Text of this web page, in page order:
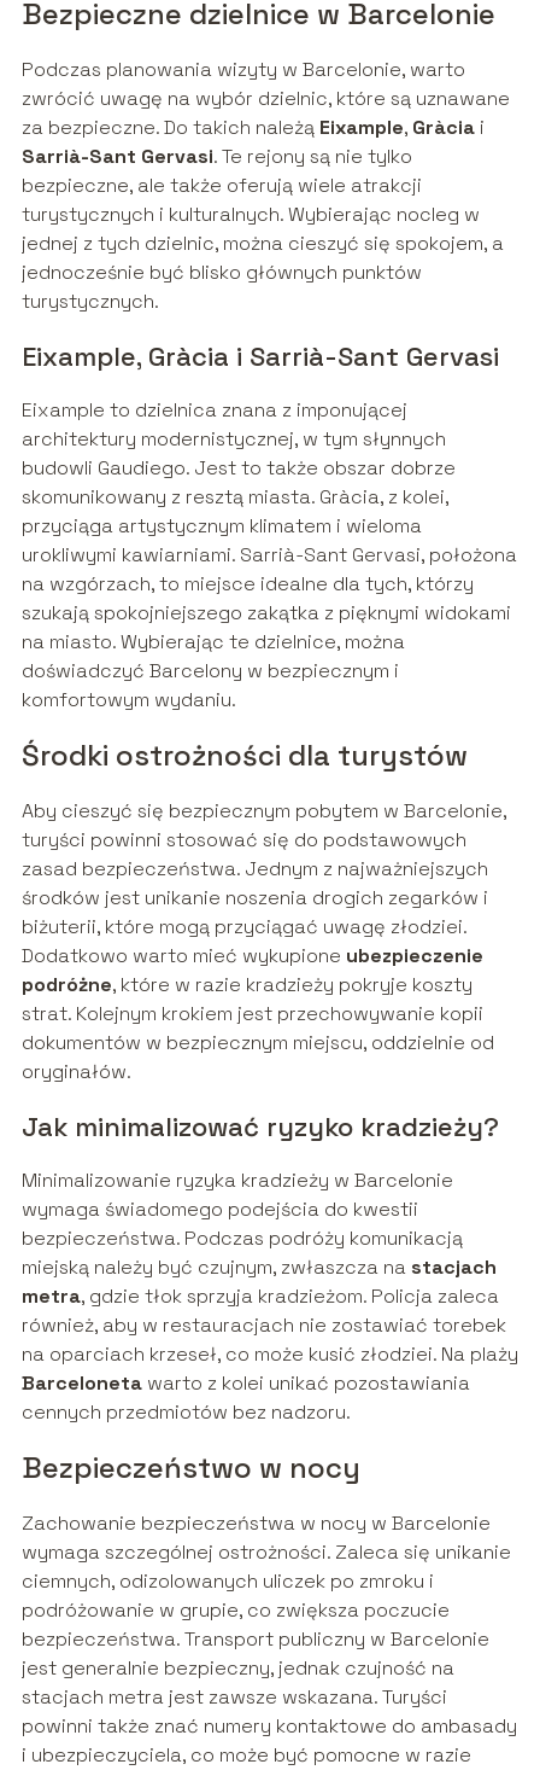
Bezpieczne dzielnice w Barcelonie
Podczas planowania wizyty w Barcelonie, warto
zwrócić uwagę na wybór dzielnic, które są uznawane
za bezpieczne. Do takich należą Eixample, Gràciai
Sarrià-Sant Gervasi. Te rejony są nie tylko
bezpieczne, ale także oferują wiele atrakcji
turystycznych i kulturalnych. Wybierając nocleg w
jednej z tych dzielnic, można cieszyć się spokojem, a
jednocześnie być blisko głównych punktów
turystycznych.
Eixample, Gràcia i Sarrià-Sant Gervasi
Eixample to dzielnica znana z imponującej
architektury modernistycznej, w tym słynnych
budowli Gaudiego. Jest to także obszar dobrze
skomunikowany z resztą miasta. Gràcia, z kolei,
przyciąga artystycznym klimatem i wieloma
urokliwymi kawiarniami. Sarrià-Sant Gervasi, położona
na wzgórzach, to miejsce idealne dla tych, którzy
szukają spokojniejszego zakątka z pięknymi widokami
na miasto. Wybierając te dzielnice, można
doświadczyć Barcelony w bezpiecznym i
komfortowym wydaniu.
Środki ostrożności dla turystów
Aby cieszyć się bezpiecznym pobytem w Barcelonie,
turyści powinni stosować się do podstawowych
zasad bezpieczeństwa. Jednym z najważniejszych
środków jest unikanie noszenia drogich zegarków i
biżuterii, które mogą przyciągać uwagę złodziei.
Dodatkowo warto mieć wykupione ubezpieczenie
podróżne, które w razie kradzieży pokryje koszty
strat. Kolejnym krokiem jest przechowywanie kopii
dokumentów w bezpiecznym miejscu, oddzielnie od
oryginałów.
Jak minimalizować ryzyko kradzieży?
Minimalizowanie ryzyka kradzieży w Barcelonie
wymaga świadomego podejścia do kwestii
bezpieczeństwa. Podczas podróży komunikacją
miejską należy być czujnym, zwłaszcza na stacjach
metra, gdzie tłok sprzyja kradzieżom. Policja zaleca
również, aby w restauracjach nie zostawiać torebek
na oparciach krzeseł, co może kusić złodziei. Na plaży
Barcelonetawarto z kolei unikać pozostawiania
cennych przedmiotów bez nadzoru.
Bezpieczeństwo w nocy
Zachowanie bezpieczeństwa w nocy w Barcelonie
wymaga szczególnej ostrożności. Zaleca się unikanie
ciemnych, odizolowanych uliczek po zmroku i
podróżowanie w grupie, co zwiększa poczucie
bezpieczeństwa. Transport publiczny w Barcelonie
jest generalnie bezpieczny, jednak czujność na
stacjach metra jest zawsze wskazana. Turyści
powinni także znać numery kontaktowe do ambasady
i ubezpieczyciela, co może być pomocne w razie